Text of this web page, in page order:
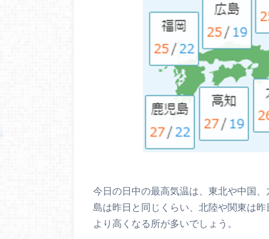
今日の日中の最高気温は、東北や中国
島は昨日と同じくらい、北陸や関東は
より高くなる所が多いでしょう。